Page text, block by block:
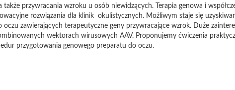
także przywracania wzroku u osób niewidzących. Terapia genowa i
rozwiązania dla klinik okulistycznych. Możliwym staje się
oczu zawierających terapeutyczne geny przywracające wzrok. Duże
wektorach wirusowych AAV. Proponujemy ćwiczenia
przygotowania genowego preparatu do oczu.